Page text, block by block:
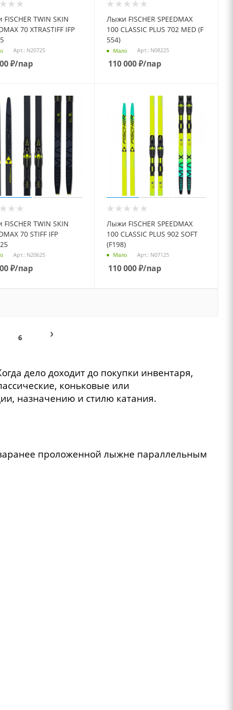
TWIN SKIN
70 XTRASTIFF IFP
Арт.: N20725
₽/пар
Лыжи FISCHER SPEEDMAX
100 CLASSIC PLUS 702 MED (F
554)
Мало Арт.: N08225
110 000₽/пар
TWIN SKIN
70 STIFF IFP
Арт.: N20625
₽/пар
Лыжи FISCHER SPEEDMAX
100 CLASSIC PLUS 902 SOFT
(F198)
Мало Арт.: N07125
110 000₽/пар
6
дело доходит до покупки инвентаря,
коньковые или
назначению и стилю катания.
проложенной лыжне параллельным